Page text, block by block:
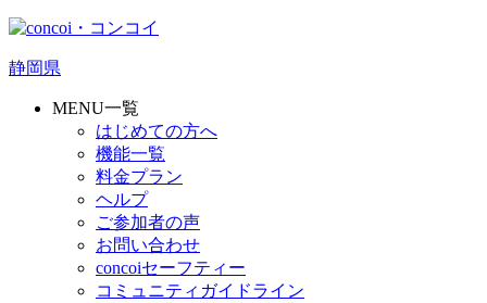
静岡県
MENU一覧
はじめての方へ
機能一覧
料金プラン
ヘルプ
ご参加者の声
お問い合わせ
concoiセーフティー
コミュニティガイドライン